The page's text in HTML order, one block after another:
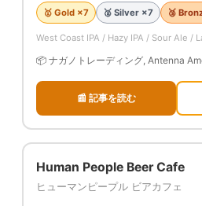
🥇 Gold ×7 🥈 Silver ×7 🥉
West Coast IPA / Hazy IPA / Sour Ale /
📦 ナガノトレーディング, Antenna
📰 記事を読む
Human People Beer Cafe
ヒューマンピープル ビアカフェ